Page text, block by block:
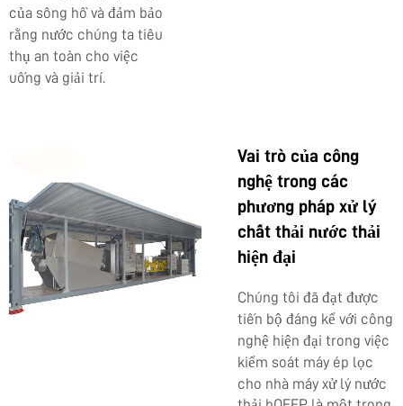
của sông hồ và đảm bảo
rằng nước chúng ta tiêu
thụ an toàn cho việc
uống và giải trí.
Vai trò của công
nghệ trong các
phương pháp xử lý
chất thải nước thải
hiện đại
Chúng tôi đã đạt được
tiến bộ đáng kể với công
nghệ hiện đại trong việc
kiểm soát máy ép lọc
cho nhà máy xử lý nước